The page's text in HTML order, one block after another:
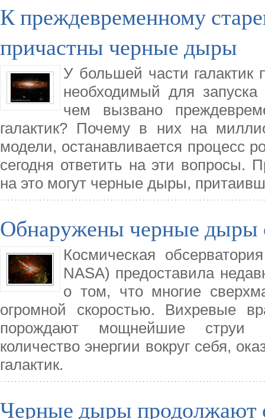
К преждевременному
причастны черные дыры
У большей части галактик
необходимый для
чем вызвано
галактик? Почему в них на
модели, останавливается процесс
сегодня ответить на эти вопросы.
на это могут черные дыры,
Обнаружены черные дыры
Космическая
NASA) предоставила
о том, что многие
огромной скоростью. Вихревые
порождают мощнейшие струи
количество энергии вокруг себя,
галактик.
Черные дыры продолжают